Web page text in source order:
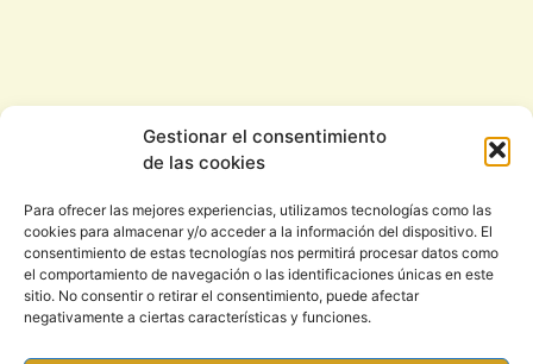
Gestionar el consentimiento
de las cookies
Para ofrecer las mejores experiencias, utilizamos tecnologías como las
cookies para almacenar y/o acceder a la información del dispositivo. El
consentimiento de estas tecnologías nos permitirá procesar datos como
el comportamiento de navegación o las identificaciones únicas en este
sitio. No consentir o retirar el consentimiento, puede afectar
negativamente a ciertas características y funciones.